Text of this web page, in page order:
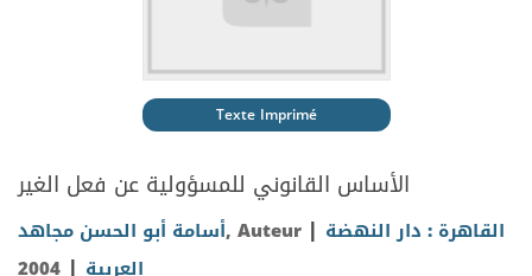
Texte Imprimé
الأساس القانوني للمسؤولية عن فعل الغير
أسامة أبو الحسن مجاهد, Auteur | القاهرة : دار النهضة
العربية |
2004